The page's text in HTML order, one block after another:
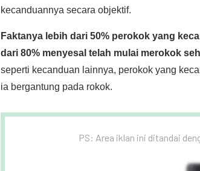
kecanduannya secara objektif.
Faktanya lebih dari 50% perokok yang
dari 80% menyesal telah mulai merokok
seperti kecanduan lainnya, perokok yang
ia bergantung pada rokok.
PS: Area iklan ini ditandai